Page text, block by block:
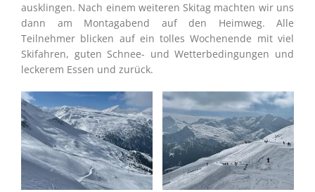
ausklingen. Nach einem weiteren Skitag machten wir uns
dann am Montagabend auf den Heimweg. Alle
Teilnehmer blicken auf ein tolles Wochenende mit viel
Skifahren, guten Schnee- und Wetterbedingungen und
leckerem Essen und zurück.